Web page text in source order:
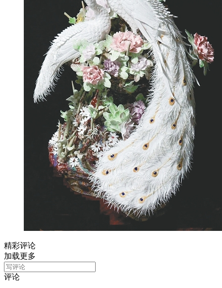
精彩评论
加载更多
评论